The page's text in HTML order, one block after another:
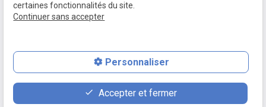
place contact_page phone
certaines fonctionnalités du site.
Continuer sans accepter
Personnaliser
Accepter et fermer